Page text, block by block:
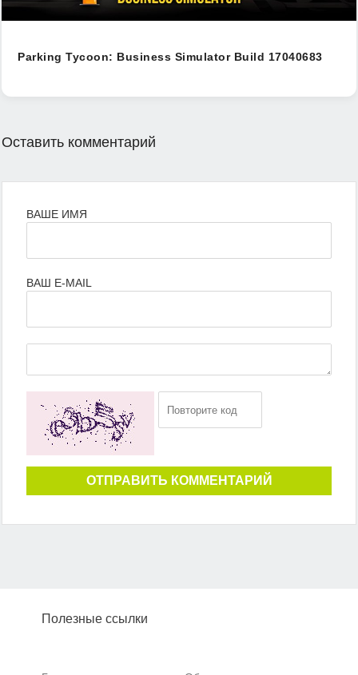
Parking Tycoon: Business Simulator Build 17040683
Оставить комментарий
ВАШЕ ИМЯ
ВАШ E-MAIL
ОТПРАВИТЬ КОММЕНТАРИЙ
Полезные ссылки